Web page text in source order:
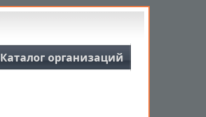
Каталог организаций